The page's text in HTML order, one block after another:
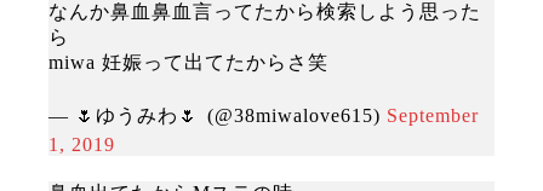
なんか鼻血鼻血言ってたから検索しよう思った
ら
miwa 妊娠って出てたからさ笑
— 🌷ゆうみわ🌷 (@38miwalove615) September
1, 2019